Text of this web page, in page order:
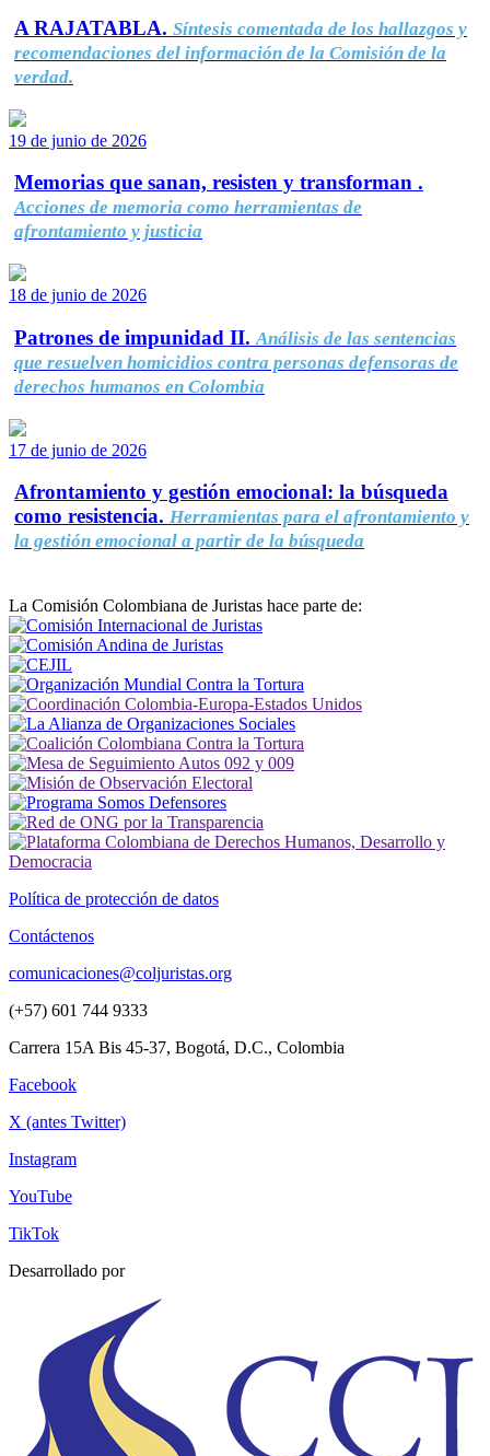
A RAJATABLA. Síntesis comentada de los hallazgos y
recomendaciones del información de la Comisión de la
verdad.
19 de junio de 2026
Memorias que sanan, resisten y transforman .
Acciones de memoria como herramientas de
afrontamiento y justicia
18 de junio de 2026
Patrones de impunidad II. Análisis de las sentencias
que resuelven homicidios contra personas defensoras de
derechos humanos en Colombia
17 de junio de 2026
Afrontamiento y gestión emocional: la búsqueda
como resistencia. Herramientas para el afrontamiento y
la gestión emocional a partir de la búsqueda
La Comisión Colombiana de Juristas hace parte de:
Política de protección de datos
Contáctenos
comunicaciones@coljuristas.org
(+57) 601 744 9333
Carrera 15A Bis 45-37, Bogotá, D.C., Colombia
Facebook
X (antes Twitter)
Instagram
YouTube
TikTok
Desarrollado por